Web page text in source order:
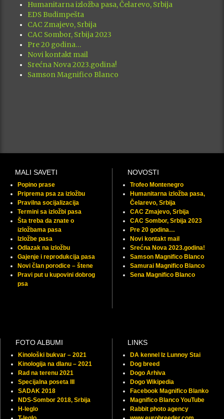
Humanitarna izložba pasa, Čelarevo, Srbija
EDS Budimpešta
CAC Zmajevo, Srbija
CAC Sombor, Srbija 2023
Pre 20 godina…
Novi kontakt mail
Srećna Nova 2023.godina!
Samson Magnifico Blanco
MALI SAVETI
Popino prase
Priprema psa za izložbu
Pravilna socijalizacija
Termini sa izložbi pasa
Šta treba da znate o
izložbama pasa
Izložbe pasa
Odlazak na izložbu
Gajenje i reprodukcija pasa
Novi član porodice – štene
Pravi put u kupovini dobrog
psa
NOVOSTI
Trofeo Montenegro
Humanitarna izložba pasa,
Čelarevo, Srbija
CAC Zmajevo, Srbija
CAC Sombor, Srbija 2023
Pre 20 godina…
Novi kontakt mail
Srećna Nova 2023.godina!
Samson Magnifico Blanco
Samurai Magnifico Blanco
Sena Magnifico Blanco
FOTO ALBUMI
Kinološki bukvar – 2021
Kinologija na dlanu – 2021
Rad na terenu 2021
Specijalna poseta III
SADAK 2018
NDS-Sombor 2018, Srbija
H-leglo
LINKS
DA kennel Iz Lunnoy Stai
Dog breed
Dogo Arhiva
Dogo Wikipedia
Facebook Magnifico Blanko
Magnifico Blanco YouTube
Rabbit photo agency